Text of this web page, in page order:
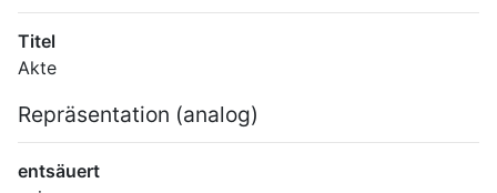
Titel
Akte
Repräsentation (analog)
entsäuert